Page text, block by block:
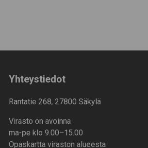
Yhteystiedot
Rantatie 268, 27800 Säkylä
Virasto on avoinna
ma-pe klo 9.00–15.00
Opaskartta viraston alueesta